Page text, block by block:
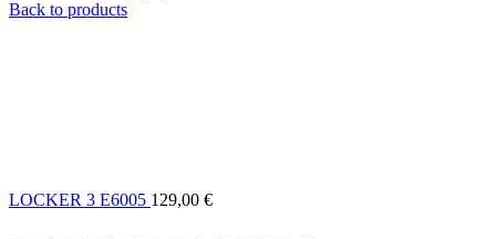
Back to products
LOCKER 3 E6005 129,00 €